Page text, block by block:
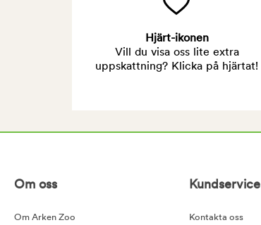
Hjärt-ikonen
Vill du visa oss lite extra
uppskattning? Klicka på hjärtat!
Om oss
Om Arken Zoo
Kundservice
Kontakta oss